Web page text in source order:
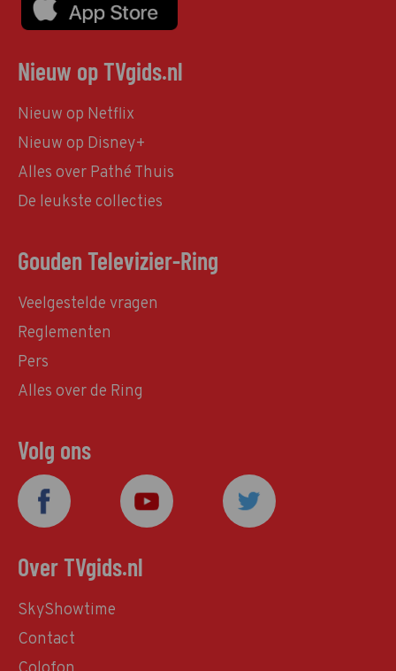
Nieuw op TVgids.nl
Nieuw op Netflix
Nieuw op Disney+
Alles over Pathé Thuis
De leukste collecties
Gouden Televizier-Ring
Veelgestelde vragen
Reglementen
Pers
Alles over de Ring
Volg ons
Over TVgids.nl
SkyShowtime
Contact